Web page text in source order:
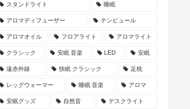
スタンドライト 睡眠
アロマディフューザー テンピュール
アロマオイル フロアライト アロマライト
クラシック 安眠 音楽 LED 安眠
遠赤外線 快眠 クラシック 足枕
レッグウォーマー 睡眠 音楽 アロマ
安眠グッズ 自然音 デスクライト